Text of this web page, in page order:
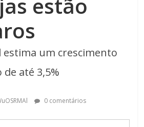
estão
estima um crescimento
de até 3,5%
0 comentários